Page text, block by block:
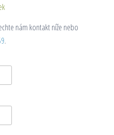
nám kontakt níže nebo
.